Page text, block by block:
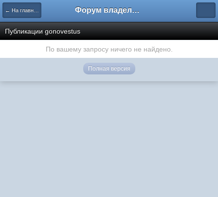
← На главную Форум владельцев интернет-магазинов
Публикации gonovestus
По вашему запросу ничего не найдено.
Полная версия